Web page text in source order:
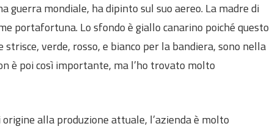
guerra mondiale, ha dipinto sul suo aereo. La madre di
portafortuna. Lo sfondo è giallo canarino poiché questo
verde, rosso, e bianco per la bandiera, sono nella
è poi così importante, ma l’ho trovato molto
alla produzione attuale, l’azienda è molto